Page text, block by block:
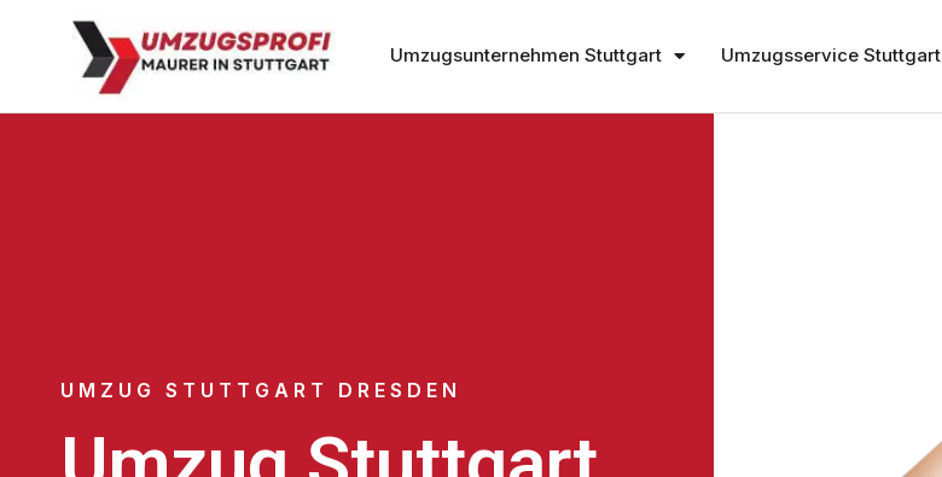
Umzugsunternehmen Stuttgart Umzugsservice Stuttgart
UMZUG STUTTGART DRESDEN